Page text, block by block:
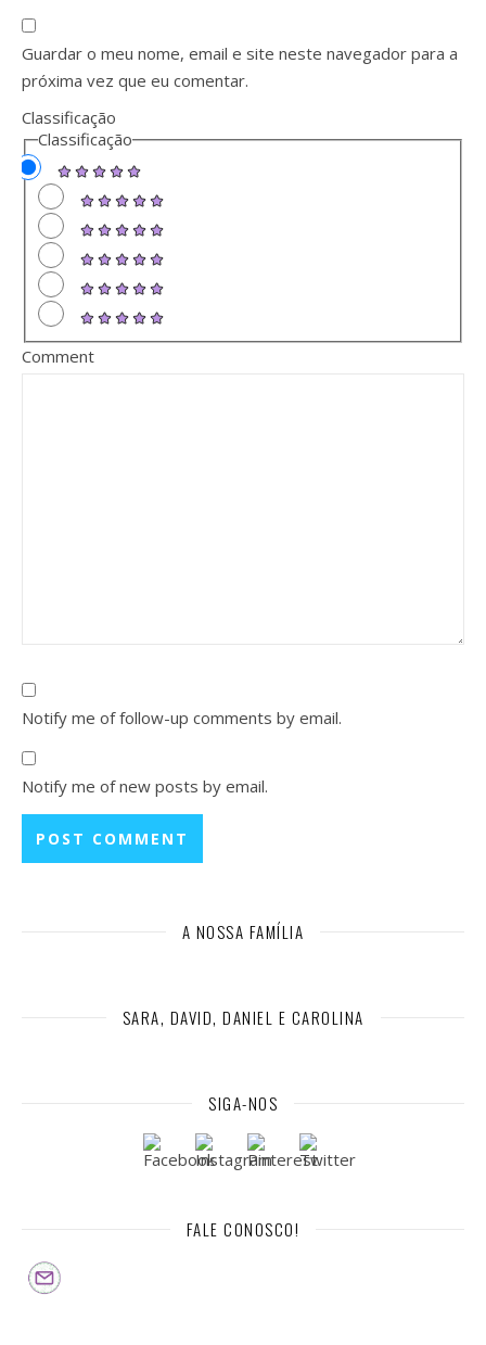
Guardar o meu nome, email e site neste navegador para a
próxima vez que eu comentar.
Classificação
Classificação
Comment
Notify me of follow-up comments by email.
Notify me of new posts by email.
A NOSSA FAMÍLIA
SARA, DAVID, DANIEL E CAROLINA
SIGA-NOS
FALE CONOSCO!